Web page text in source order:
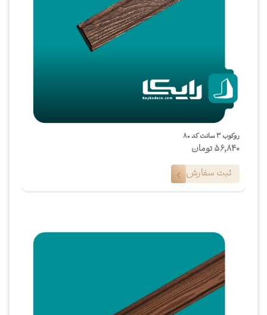
روکوب ۳ سانت کد ۸۰
56,840تومان
ثبت سفارش